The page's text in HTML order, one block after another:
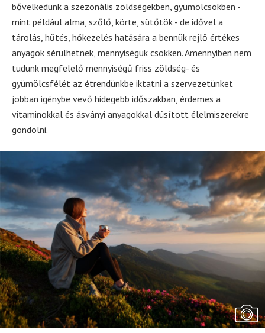
bővelkedünk a szezonális zöldségekben, gyümölcsökben -
mint például alma, szőlő, körte, sütőtök - de idővel a
tárolás, hűtés, hőkezelés hatására a bennük rejlő értékes
anyagok sérülhetnek, mennyiségük csökken. Amennyiben nem
tudunk megfelelő mennyiségű friss zöldség- és
gyümölcsfélét az étrendünkbe iktatni a szervezetünket
jobban igénybe vevő hidegebb időszakban, érdemes a
vitaminokkal és ásványi anyagokkal dúsított élelmiszerekre
gondolni.